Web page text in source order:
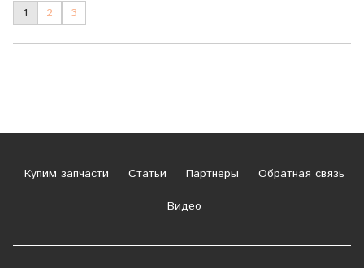
1 2 3
Купим запчасти Статьи Партнеры
Обратная связь
Видео